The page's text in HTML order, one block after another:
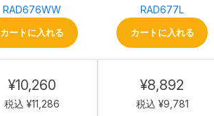
RAD676WW
カートに入れる
¥10,260
税込 ¥11,286
RAD677L
カートに入れる
¥8,892
税込 ¥9,781